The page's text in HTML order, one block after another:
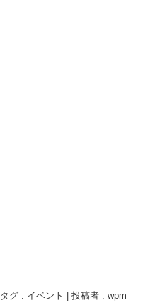
タグ : イベント
投稿者 : wpm